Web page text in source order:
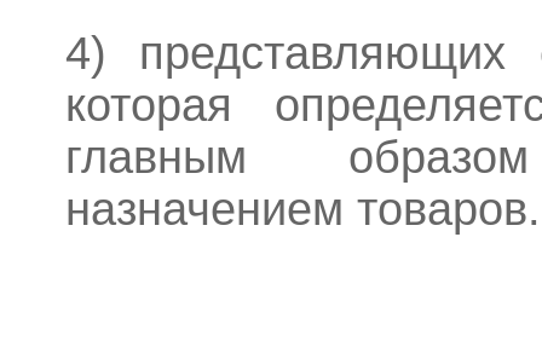
4) представляющих
которая
главным
назначением